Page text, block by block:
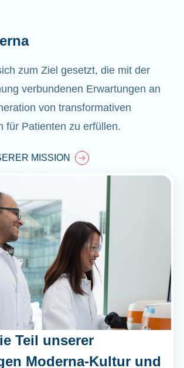
zum Ziel gesetzt, die mit der
verbundenen Erwartungen an
von transformativen
für Patienten zu erfüllen.
MISSION
Teil unserer
Moderna-Kultur und